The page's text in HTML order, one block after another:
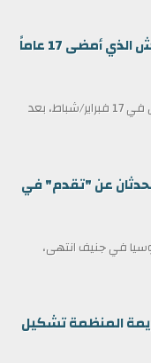
من هو طارق رحمن رئيس وزراء بنغلاديش الذي أمضى 17 عاماً
أدى طارق رحمن اليمين كرئيس وزراء لبنغلاديش في 17 فبراير/شباط، بعد
عن "تقدم" في
في جنيف انتهى،
المنظمة تشكيل